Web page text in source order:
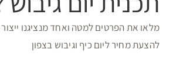
מלאו את הפרטים למטה ואחד מנציגנו
להצעת מחיר ליום כיף וגיבוש בצפון